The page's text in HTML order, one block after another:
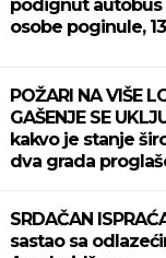
podignut autobus
osobe poginule,
POŽARI NA VIŠE
GAŠENJE SE
kakvo je stanje
dva grada
SRDAČAN
sastao sa